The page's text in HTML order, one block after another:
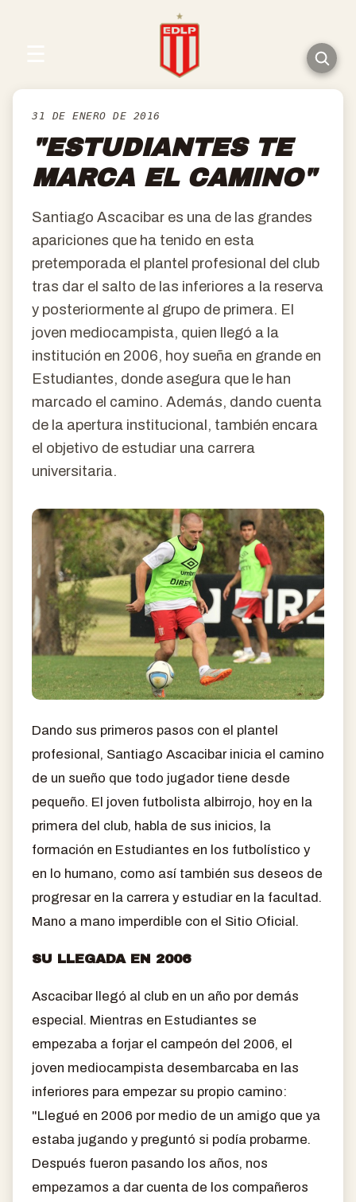
31 DE ENERO DE 2016
"ESTUDIANTES TE
MARCA EL CAMINO"
Santiago Ascacibar es una de las grandes
apariciones que ha tenido en esta
pretemporada el plantel profesional del club
tras dar el salto de las inferiores a la reserva
y posteriormente al grupo de primera. El
joven mediocampista, quien llegó a la
institución en 2006, hoy sueña en grande en
Estudiantes, donde asegura que le han
marcado el camino. Además, dando cuenta
de la apertura institucional, también encara
el objetivo de estudiar una carrera
universitaria.
Dando sus primeros pasos con el plantel
profesional, Santiago Ascacibar inicia el camino
de un sueño que todo jugador tiene desde
pequeño. El joven futbolista albirrojo, hoy en la
primera del club, habla de sus inicios, la
formación en Estudiantes en los futbolístico y
en lo humano, como así también sus deseos de
progresar en la carrera y estudiar en la facultad.
Mano a mano imperdible con el Sitio Oficial.
SU LLEGADA EN 2006
Ascacibar llegó al club en un año por demás
especial. Mientras en Estudiantes se
empezaba a forjar el campeón del 2006, el
joven mediocampista desembarcaba en las
inferiores para empezar su propio camino:
"Llegué en 2006 por medio de un amigo que ya
estaba jugando y preguntó si podía probarme.
Después fueron pasando los años, nos
empezamos a dar cuenta de los compañeros